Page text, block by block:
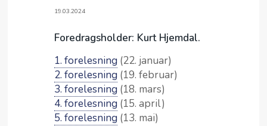
MIN SIDE
19.03.2024
Foredragsholder: Kurt Hjemdal.
1. forelesning (22. januar)
2. forelesning (19. februar)
3. forelesning (18. mars)
4. forelesning (15. april)
5. forelesning (13. mai)